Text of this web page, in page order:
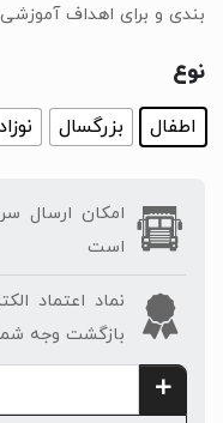
بندی و برای اهداف
نوع
اطفال بزرگسال
امکان ارسال
است
نماد اعتماد
بازگشت وجه